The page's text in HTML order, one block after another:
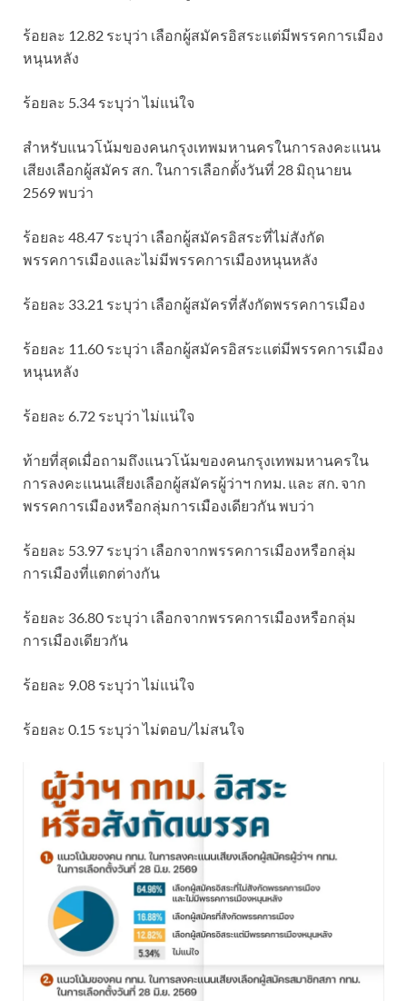
ร้อยละ 12.82 ระบุว่า เลือกผู้สมัครอิสระแต่มีพรรคการเมือง
หนุนหลัง
ร้อยละ 5.34 ระบุว่า ไม่แน่ใจ
สำหรับแนวโน้มของคนกรุงเทพมหานครในการลงคะแนน
เสียงเลือกผู้สมัคร สก. ในการเลือกตั้งวันที่ 28 มิถุนายน
2569 พบว่า
ร้อยละ 48.47 ระบุว่า เลือกผู้สมัครอิสระที่ไม่สังกัด
พรรคการเมืองและไม่มีพรรคการเมืองหนุนหลัง
ร้อยละ 33.21 ระบุว่า เลือกผู้สมัครที่สังกัดพรรคการเมือง
ร้อยละ 11.60 ระบุว่า เลือกผู้สมัครอิสระแต่มีพรรคการเมือง
หนุนหลัง
ร้อยละ 6.72 ระบุว่า ไม่แน่ใจ
ท้ายที่สุดเมื่อถามถึงแนวโน้มของคนกรุงเทพมหานครใน
การลงคะแนนเสียงเลือกผู้สมัครผู้ว่าฯ กทม. และ สก. จาก
พรรคการเมืองหรือกลุ่มการเมืองเดียวกัน พบว่า
ร้อยละ 53.97 ระบุว่า เลือกจากพรรคการเมืองหรือกลุ่ม
การเมืองที่แตกต่างกัน
ร้อยละ 36.80 ระบุว่า เลือกจากพรรคการเมืองหรือกลุ่ม
การเมืองเดียวกัน
ร้อยละ 9.08 ระบุว่า ไม่แน่ใจ
ร้อยละ 0.15 ระบุว่า ไม่ตอบ/ไม่สนใจ